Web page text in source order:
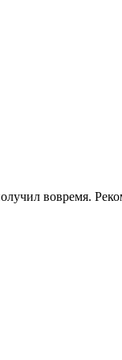
вовремя.